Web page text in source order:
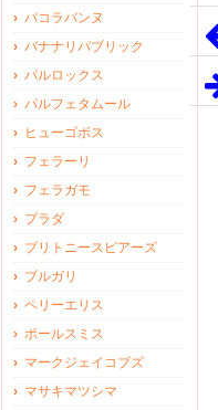
パコラバンヌ
バナナリパブリック
パルロックス
パルフェタムール
ヒューゴボス
フェラーリ
フェラガモ
プラダ
ブリトニースピアーズ
ブルガリ
ペリーエリス
ポールスミス
マークジェイコブズ
マサキマツシマ